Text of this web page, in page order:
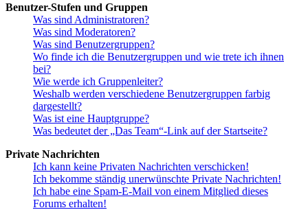
Benutzer-Stufen und Gruppen
Was sind Administratoren?
Was sind Moderatoren?
Was sind Benutzergruppen?
Wo finde ich die Benutzergruppen und wie trete ich ihnen
bei?
Wie werde ich Gruppenleiter?
Weshalb werden verschiedene Benutzergruppen farbig
dargestellt?
Was ist eine Hauptgruppe?
Was bedeutet der „Das Team“-Link auf der Startseite?
Private Nachrichten
Ich kann keine Privaten Nachrichten verschicken!
Ich bekomme ständig unerwünschte Private Nachrichten!
Ich habe eine Spam-E-Mail von einem Mitglied dieses
Forums erhalten!